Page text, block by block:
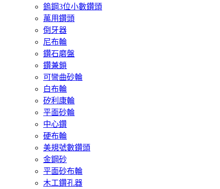
鎢鋼3位小數鑽頭
萬用鑽頭
倒牙器
尼布輪
鑽石磨盤
鑽兼鎖
可彎曲砂輪
白布輪
矽利康輪
平面砂輪
中心鑽
硬布輪
美規號數鑽頭
金鋼砂
平面砂布輪
木工鑽孔器